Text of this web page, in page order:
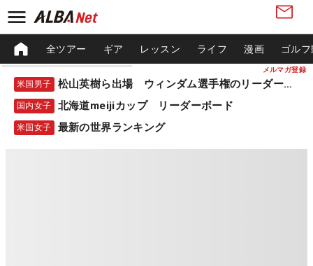
メルマガ登録
全ツアー ギア レッスン ライフ 漫画 ゴル
米国男子 松山英樹ら出場 ウィンダム選手権のリーダーボード
国内女子 北海道meijiカップ リーダーボード
米国女子 最新の世界ランキング